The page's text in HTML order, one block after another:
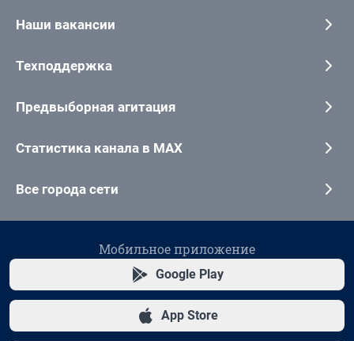
Наши вакансии
Техподдержка
Предвыборная агитация
Статистика канала в MAX
Все города сети
Мобильное приложение
Google Play
App Store